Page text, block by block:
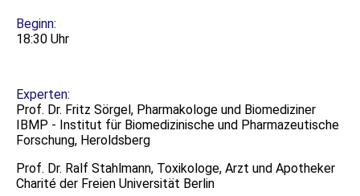
Beginn:
18:30 Uhr
Experten:
Prof. Dr. Fritz Sörgel, Pharmakologe und Biomediziner
IBMP - Institut für Biomedizinische und Pharmazeutische
Forschung, Heroldsberg
Prof. Dr. Ralf Stahlmann, Toxikologe, Arzt und Apotheker
Charité der Freien Universität Berlin